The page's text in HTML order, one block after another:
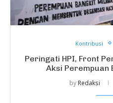
Kontribusi
Peringati HPI, Front
Aksi Perempuan
byRedaksi